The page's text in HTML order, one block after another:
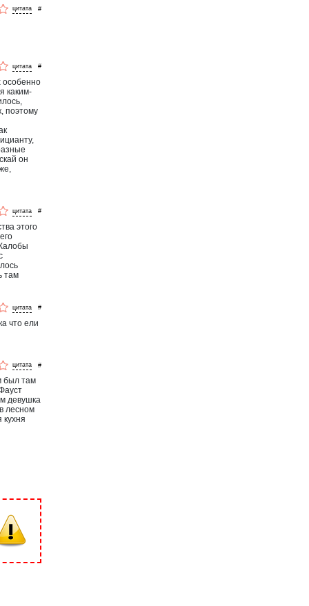
#
#
особенно
каким-
поэтому
он
#
этого
там
#
что ели
#
был там
девушка
лесном
кухня